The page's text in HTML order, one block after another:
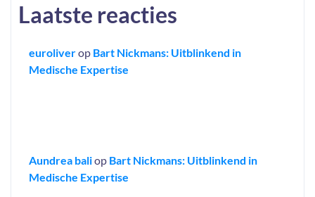
Laatste reacties
euroliverop Bart Nickmans: Uitblinkend in
Medische Expertise
Aundrea baliop Bart Nickmans: Uitblinkend in
Medische Expertise